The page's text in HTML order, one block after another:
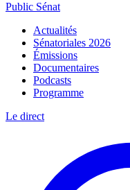
Public Sénat
Actualités
Sénatoriales 2026
Émissions
Documentaires
Podcasts
Programme
Le direct